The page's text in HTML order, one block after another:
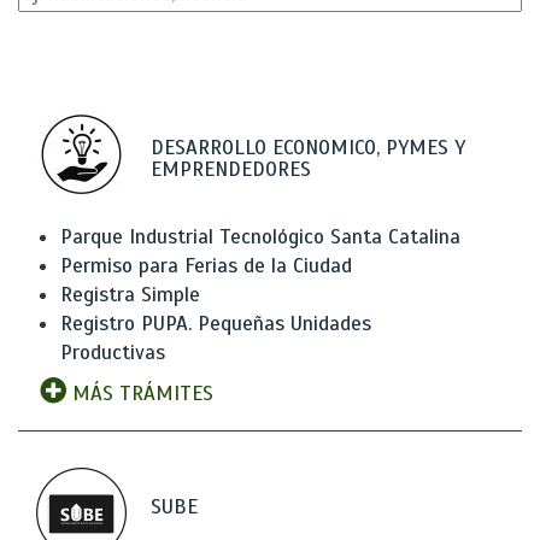
DESARROLLO ECONOMICO, PYMES Y
EMPRENDEDORES
Parque Industrial Tecnológico Santa Catalina
Permiso para Ferias de la Ciudad
Registra Simple
Registro PUPA. Pequeñas Unidades
Productivas
MÁS TRÁMITES
SUBE